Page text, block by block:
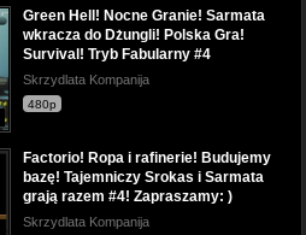
Green Hell! Nocne Granie! Sarmata
wkracza do Dżungli! Polska Gra!
Survival! Tryb Fabularny #4
Skrzydlata Kompanija
480p
Factorio! Ropa i rafinerie! Budujemy
bazę! Tajemniczy Srokas i Sarmata
grają razem #4! Zapraszamy: )
Skrzydlata Kompanija